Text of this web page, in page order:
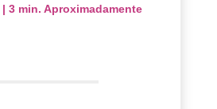
|3 min. Aproximadamente